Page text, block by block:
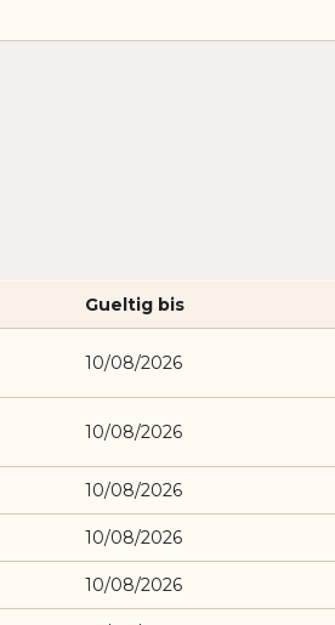
Gueltig bis
10/08/2026
10/08/2026
10/08/2026
10/08/2026
10/08/2026